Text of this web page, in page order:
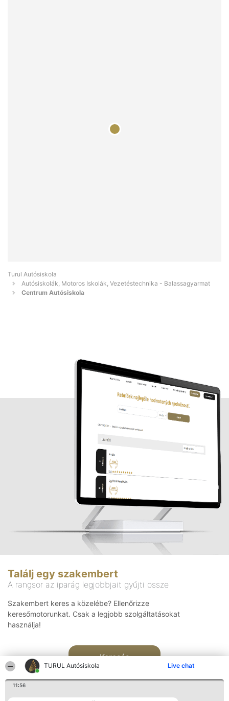
TURUL Autósiskola Live chat
11:56
Turul Autósiskola
Autósiskolák, Motoros Iskolák, Vezetéstechnika - Balassagyarmat
Centrum Autósiskola
Találj egy szakembert
A rangsor az iparág legjobbjait gyűjti össze
Szakembert keres a közelébe? Ellenőrizze
keresőmotorunkat. Csak a legjobb szolgáltatásokat
használja!
Keresés